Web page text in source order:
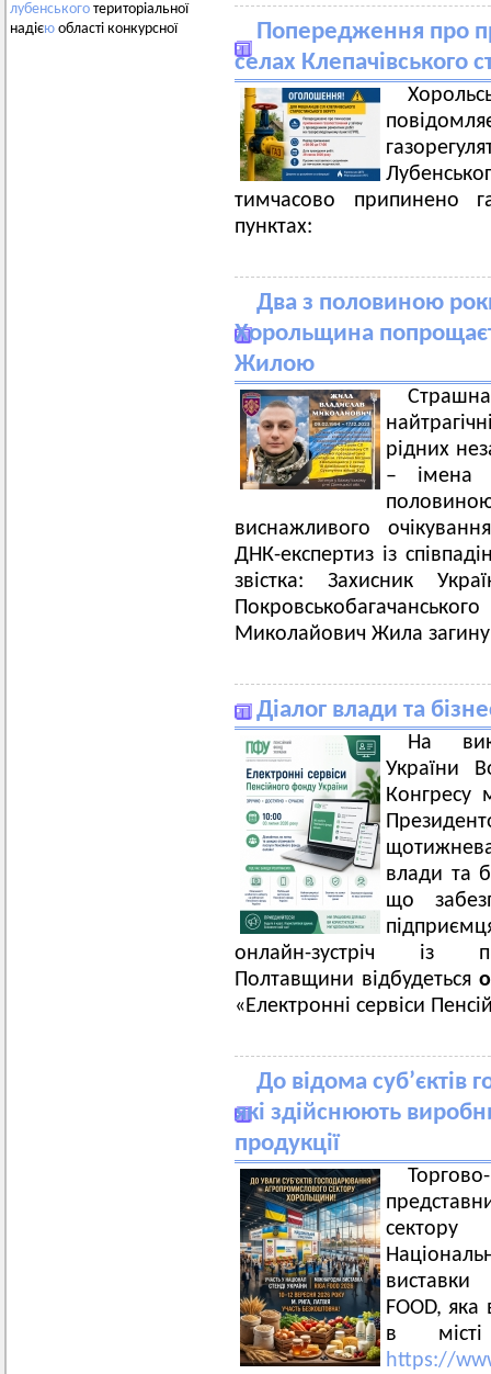
лубенського територіальної
надією області конкурсної
Попередження про
селах Клепачівського
тимчасово припинено
пунктах:
Два з половиною
Хорольщина
Жилою
рідних
– імена
виснажливого
ДНК-експертиз із
звістка: Захисник
Миколайович Жила
Діалог влади та
На
України
Конгресу
влади та
що
онлайн-зустріч із
Полтавщини відбудеться
«Електронні сервіси
До відома
які здійснюють
продукції
виставки
FOOD, яка
в
https://